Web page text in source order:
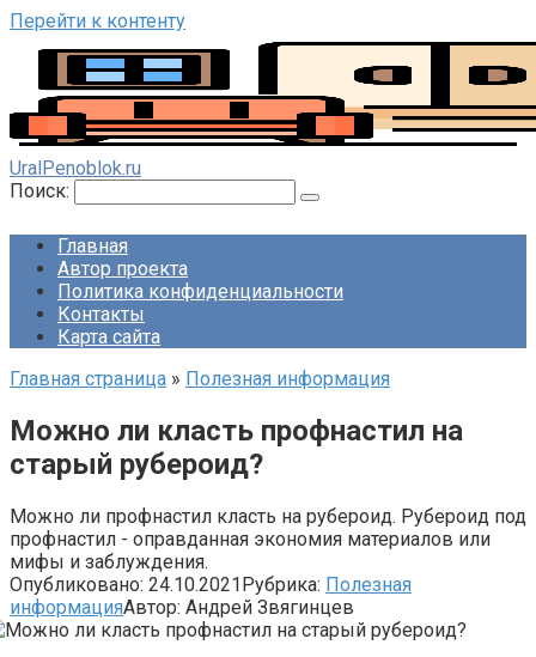
Перейти к контенту
UralPenoblok.ru
Поиск:
Главная
Автор проекта
Политика конфиденциальности
Контакты
Карта сайта
Главная страница » Полезная информация
Можно ли класть профнастил на
старый рубероид?
Можно ли профнастил класть на рубероид. Рубероид под
профнастил - оправданная экономия материалов или
мифы и заблуждения.
Опубликовано: 24.10.2021Рубрика: Полезная
информацияАвтор: Андрей Звягинцев